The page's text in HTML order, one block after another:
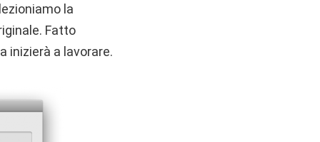
la
Fatto
inizierà a lavorare.